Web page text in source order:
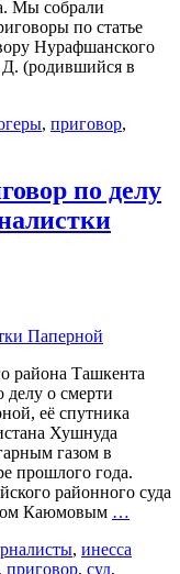
Мы собрали
по статье
Нурафшанского
Д. (родившийся в
, приговор,
по делу
района Ташкента
о смерти
её спутника
Хушнуда
газом в
прошлого года.
районного суда
Каюмовым …
, инесса
, приговор, суд,